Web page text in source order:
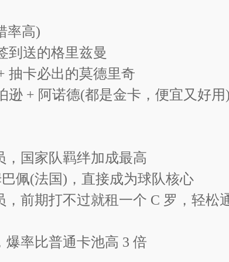
(梅西、姆巴佩、C罗等)
率高)
到送的格里兹曼
抽卡必出的莫德里奇
逊 + 阿诺德(都是金卡，便宜又好用)
，国家队羁绊加成最高
佩(法国)，直接成为球队核心
前期打不过就租一个 C 罗，轻松
率比普通卡池高 3 倍